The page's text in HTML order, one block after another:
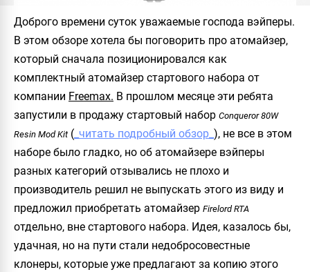
Доброго времени суток уважаемые господа вэйперы.
В этом обзоре хотела бы поговорить про атомайзер,
который сначала позиционировался как
комплектный атомайзер стартового набора от
компании Freemax. В прошлом месяце эти ребята
запустили в продажу стартовый набор Conqueror 80W
Resin Mod Kit( _читать подробный обзор_ ), не все в этом
наборе было гладко, но об атомайзере вэйперы
разных категорий отзывались не плохо и
производитель решил не выпускать этого из виду и
предложил приобретать атомайзер Firelord RTA
отдельно, вне стартового набора. Идея, казалось бы,
удачная, но на пути стали недобросовестные
клонеры, которые уже предлагают за копию этого